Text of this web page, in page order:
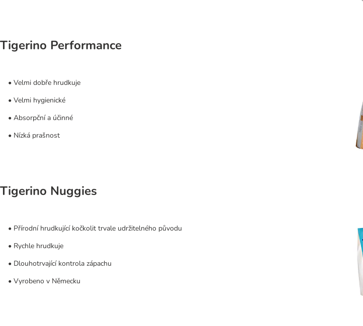
Tigerino Performance
• Velmi dobře hrudkuje
• Velmi hygienické
• Absorpční a účinné
• Nízká prašnost
Tigerino Nuggies
• Přírodní hrudkující kočkolit trvale udržitelného původu
• Rychle hrudkuje
• Dlouhotrvající kontrola zápachu
• Vyrobeno v Německu